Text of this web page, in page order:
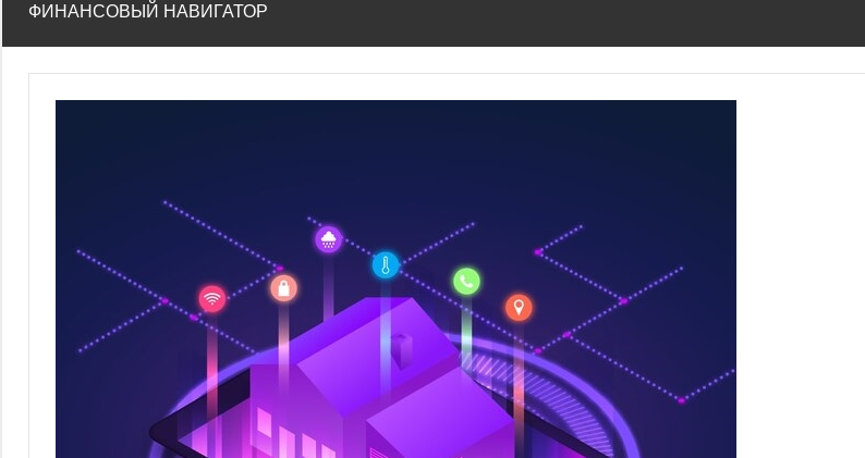
ФИНАНСОВЫЙ НАВИГАТОР